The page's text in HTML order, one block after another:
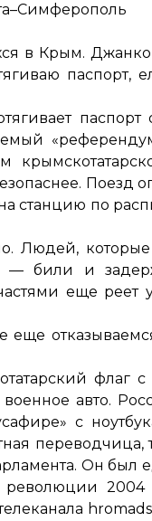
в Крым.
паспорт,
паспорт
Поезд
станцию по
которые
— били и
еще
флаг с
авто.
с
переводчица,
Он был
2004